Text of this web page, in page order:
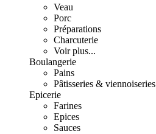
Veau
Porc
Préparations
Charcuterie
Voir plus...
Boulangerie
Pains
Pâtisseries & viennoiseries
Epicerie
Farines
Epices
Sauces